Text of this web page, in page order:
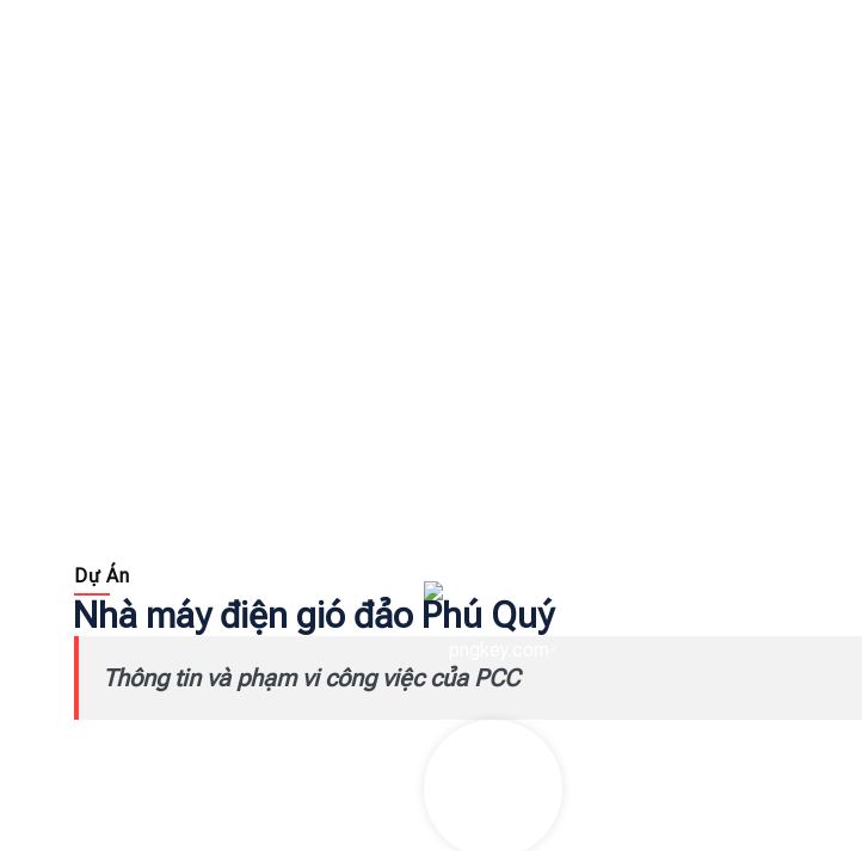
Dự Án
Nhà máy điện gió đảo Phú Quý
Thông tin và phạm vi công việc của PCC